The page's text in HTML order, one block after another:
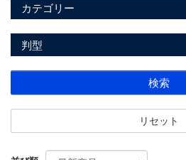
カテゴリー
判型
検索
リセット